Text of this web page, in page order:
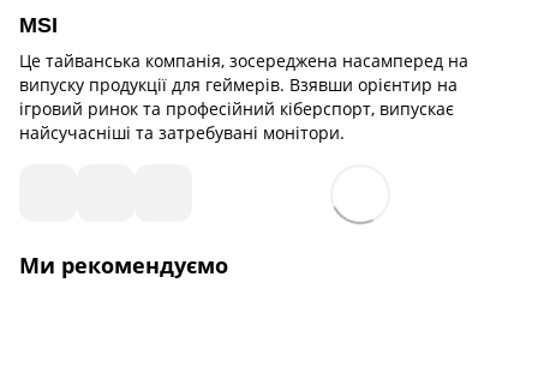
MSI
Це тайванська компанія, зосереджена насамперед на
випуску продукції для геймерів. Взявши орієнтир на
ігровий ринок та професійний кіберспорт, випускає
найсучасніші та затребувані монітори.
Ми рекомендуємо